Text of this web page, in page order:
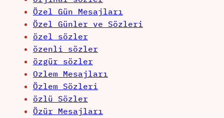
Özel Gün Mesajları
Özel Günler ve Sözleri
özel sözler
özenli sözler
özgür sözler
Ozlem Mesajları
Özlem Sözleri
özlü Sözler
Özür Mesajları